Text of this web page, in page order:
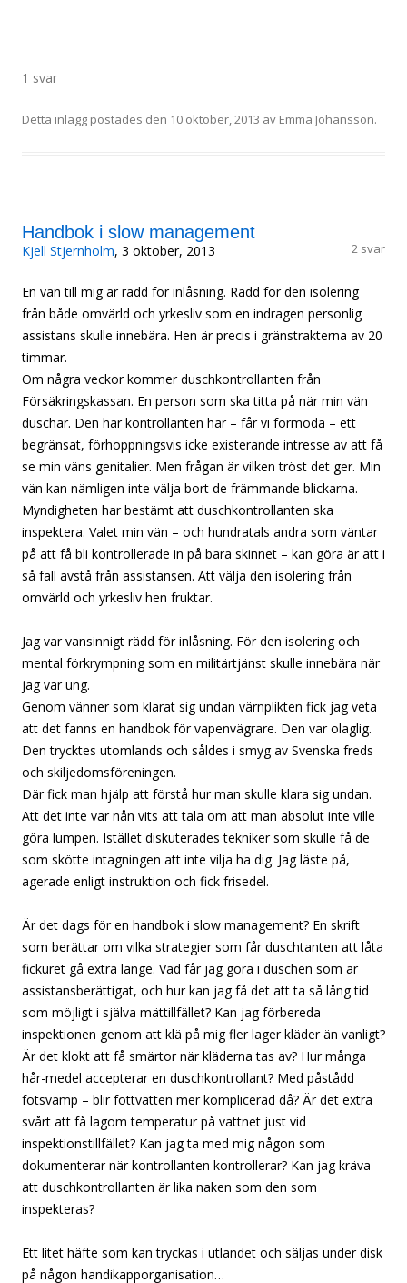
1 svar
Detta inlägg postades den 10 oktober, 2013 av Emma Johansson.
Handbok i slow management
Kjell Stjernholm, 3 oktober, 2013 2 svar
En vän till mig är rädd för inlåsning. Rädd för den isolering
från både omvärld och yrkesliv som en indragen personlig
assistans skulle innebära. Hen är precis i gränstrakterna av 20
timmar.
Om några veckor kommer duschkontrollanten från
Försäkringskassan. En person som ska titta på när min vän
duschar. Den här kontrollanten har – får vi förmoda – ett
begränsat, förhoppningsvis icke existerande intresse av att få
se min väns genitalier. Men frågan är vilken tröst det ger. Min
vän kan nämligen inte välja bort de främmande blickarna.
Myndigheten har bestämt att duschkontrollanten ska
inspektera. Valet min vän – och hundratals andra som väntar
på att få bli kontrollerade in på bara skinnet – kan göra är att i
så fall avstå från assistansen. Att välja den isolering från
omvärld och yrkesliv hen fruktar.
Jag var vansinnigt rädd för inlåsning. För den isolering och
mental förkrympning som en militärtjänst skulle innebära när
jag var ung.
Genom vänner som klarat sig undan värnplikten fick jag veta
att det fanns en handbok för vapenvägrare. Den var olaglig.
Den trycktes utomlands och såldes i smyg av Svenska freds
och skiljedomsföreningen.
Där fick man hjälp att förstå hur man skulle klara sig undan.
Att det inte var nån vits att tala om att man absolut inte ville
göra lumpen. Istället diskuterades tekniker som skulle få de
som skötte intagningen att inte vilja ha dig. Jag läste på,
agerade enligt instruktion och fick frisedel.
Är det dags för en handbok i slow management? En skrift
som berättar om vilka strategier som får duschtanten att låta
fickuret gå extra länge. Vad får jag göra i duschen som är
assistansberättigat, och hur kan jag få det att ta så lång tid
som möjligt i själva mättillfället? Kan jag förbereda
inspektionen genom att klä på mig fler lager kläder än vanligt?
Är det klokt att få smärtor när kläderna tas av? Hur många
hår-medel accepterar en duschkontrollant? Med påstådd
fotsvamp – blir fottvätten mer komplicerad då? Är det extra
svårt att få lagom temperatur på vattnet just vid
inspektionstillfället? Kan jag ta med mig någon som
dokumenterar när kontrollanten kontrollerar? Kan jag kräva
att duschkontrollanten är lika naken som den som
inspekteras?
Ett litet häfte som kan tryckas i utlandet och säljas under disk
på någon handikapporganisation…